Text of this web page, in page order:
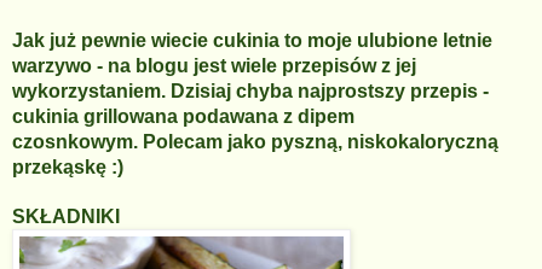
Jak już pewnie wiecie cukinia to moje ulubione letnie
warzywo - na blogu jest wiele przepisów z jej
wykorzystaniem. Dzisiaj chyba najprostszy przepis -
cukinia grillowana podawana z dipem
czosnkowym. Polecam jako pyszną, niskokaloryczną
przekąskę :)
SKŁADNIKI